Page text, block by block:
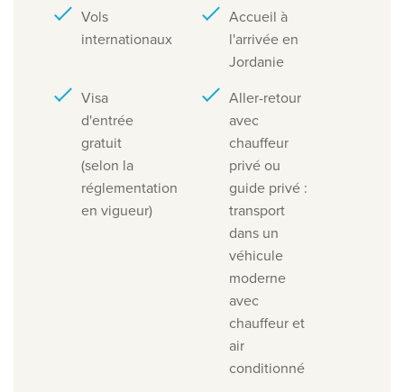
Vols
internationaux
Accueil à
l'arrivée en
Jordanie
Visa
d'entrée
gratuit
(selon la
réglementation
en vigueur)
Aller-retour
avec
chauffeur
privé ou
guide privé :
transport
dans un
véhicule
moderne
avec
chauffeur et
air
conditionné